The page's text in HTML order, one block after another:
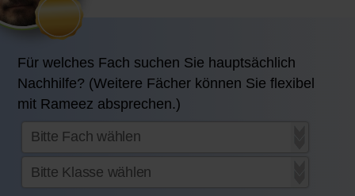
Für welches Fach suchen Sie hauptsächlich
Nachhilfe? (Weitere Fächer können Sie flexibel
mit Rameez absprechen.)